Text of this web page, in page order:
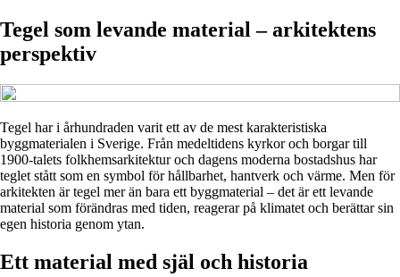
Tegel som levande material – arkitektens
perspektiv
Tegel har i århundraden varit ett av de mest karakteristiska
byggmaterialen i Sverige. Från medeltidens kyrkor och borgar till
1900-talets folkhemsarkitektur och dagens moderna bostadshus har
teglet stått som en symbol för hållbarhet, hantverk och värme. Men för
arkitekten är tegel mer än bara ett byggmaterial – det är ett levande
material som förändras med tiden, reagerar på klimatet och berättar sin
egen historia genom ytan.
Ett material med själ och historia